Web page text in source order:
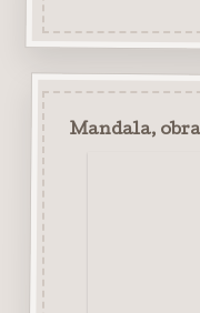
Mandala,